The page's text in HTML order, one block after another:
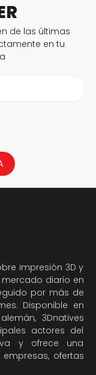
de las últimas
en tu
impresión 3D y
diario en
por más de
Disponible en
3Dnatives
actores del
y ofrece una
ofertas